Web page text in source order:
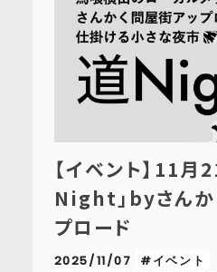
【イベント】11月
Night」byさんか
プロード
2025/11/07 #イベント